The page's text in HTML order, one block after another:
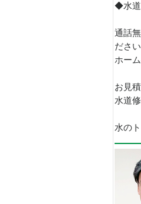
◆水道
通話
ださい
ホー
お見
水道
水の